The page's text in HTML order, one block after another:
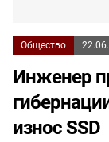
Общество
Инженер
износ SSD